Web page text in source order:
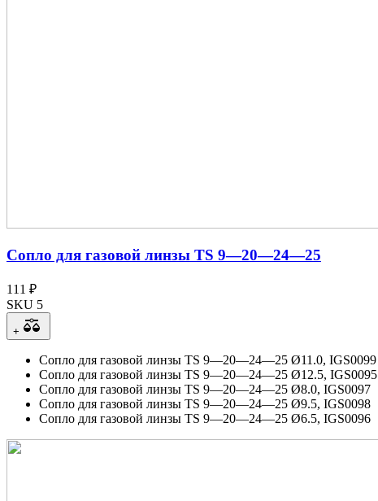
Сопло для газовой линзы TS 9—20—24—25
111 ₽
SKU 5
+
Сопло для газовой линзы TS 9—20—24—25 Ø11.0, IGS0099
Сопло для газовой линзы TS 9—20—24—25 Ø12.5, IGS0095
Сопло для газовой линзы TS 9—20—24—25 Ø8.0, IGS0097
Сопло для газовой линзы TS 9—20—24—25 Ø9.5, IGS0098
Сопло для газовой линзы TS 9—20—24—25 Ø6.5, IGS0096